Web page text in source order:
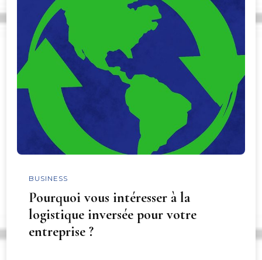
BUSINESS
Pourquoi vous intéresser à la
logistique inversée pour votre
entreprise ?